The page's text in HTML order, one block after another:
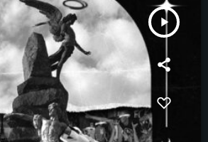
play_arrow